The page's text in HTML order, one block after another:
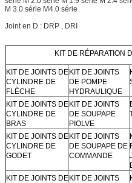
M 3.0 série M4.0 série
Joint en D : DRP , DRI
KIT DE RÉPARATION
KIT DE JOINTS DE
CYLINDRE DE
FLÈCHE
KIT DE JOINTS
DE POMPE
HYDRAULIQUE
KIT DE JOINTS DE
CYLINDRE DE
BRAS
KIT DE JOINTS
DE SOUPAPE
PIOLVE
KIT DE JOINTS DE
CYLINDRE DE
GODET
KIT DE JOINTS
DE SOUPAPE DE
COMMANDE
KIT DE JOINTS DEKIT DE JOINTS